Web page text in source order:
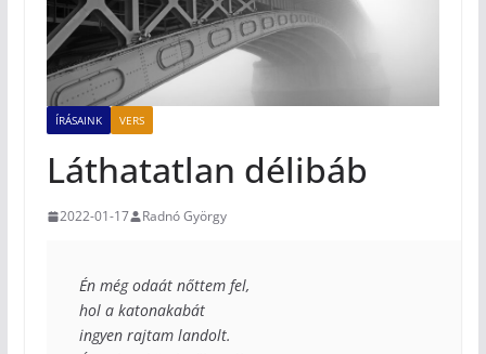
ÍRÁSAINK VERS
Láthatatlan délibáb
2022-01-17 Radnó György
Én még odaát nőttem fel,
hol a katonakabát
ingyen rajtam landolt.